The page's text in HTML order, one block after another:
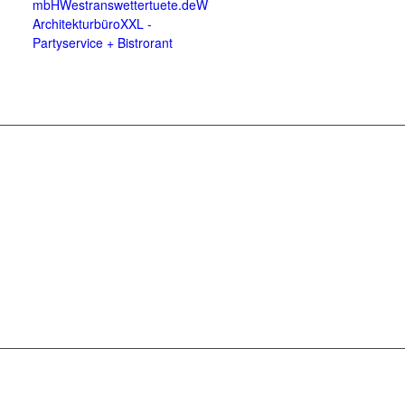
mbHWestranswettertuete.deWienken-
ArchitekturbüroXXL -
Partyservice + Bistrorant